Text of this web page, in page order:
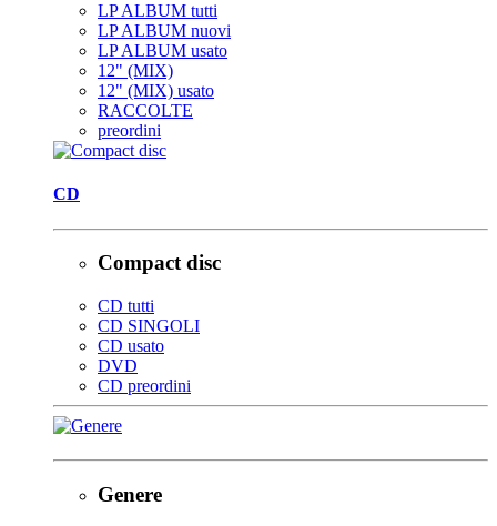
LP ALBUM tutti
LP ALBUM nuovi
LP ALBUM usato
12" (MIX)
12" (MIX) usato
RACCOLTE
preordini
CD
Compact disc
CD tutti
CD SINGOLI
CD usato
DVD
CD preordini
Genere